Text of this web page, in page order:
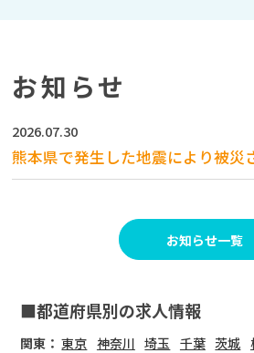
お知らせ
2026.07.30
熊本県で発生した地震により被災
お知らせ一覧
■都道府県別の求人情報
関東： 東京 神奈川 埼玉 千葉 茨城